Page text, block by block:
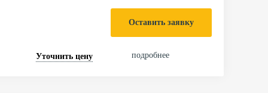
Уточнить цену
Оставить заявку
подробнее